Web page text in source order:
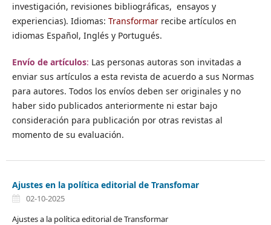
investigación, revisiones bibliográficas, ensayos y
experiencias). Idiomas: Transformarrecibe artículos en
idiomas Español, Inglés y Portugués.
Envío de artículos: Las personas autoras son invitadas a
enviar sus artículos a esta revista de acuerdo a sus Normas
para autores. Todos los envíos deben ser originales y no
haber sido publicados anteriormente ni estar bajo
consideración para publicación por otras revistas al
momento de su evaluación.
Ajustes en la política editorial de Transfomar
02-10-2025
Ajustes a la política editorial de Transformar